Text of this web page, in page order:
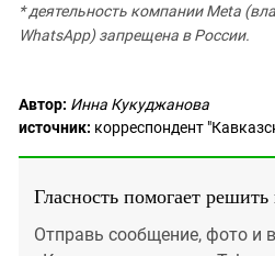
* деятельность компании Meta
WhatsApp) запрещена в России.
Автор: Инна Кукуджанова
источник: корреспондент
Гласность помогает
Отправь сообщение, фото и